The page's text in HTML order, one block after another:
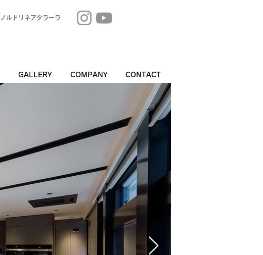
ノルドリネアタラーラ
GALLERY COMPANY CONTACT